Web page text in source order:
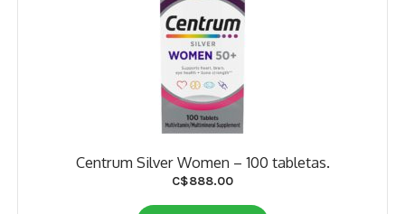
Centrum Silver Women – 100 tabletas.
C$888.00